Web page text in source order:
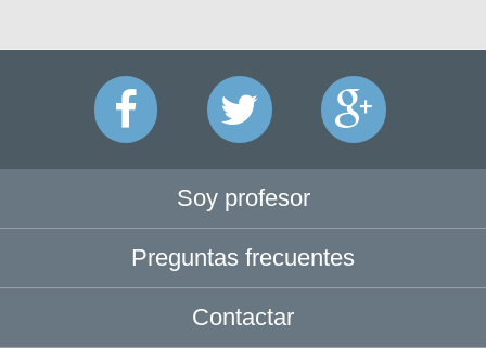
Soy profesor
Preguntas frecuentes
Contactar